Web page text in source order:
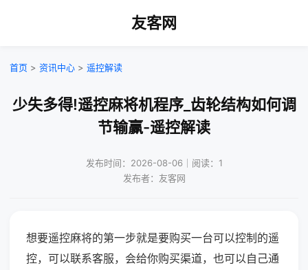
友客网
首页 > 资讯中心 > 遥控解读
少失多得!遥控麻将机程序_齿轮结构如何调
节输赢-遥控解读
发布时间：2026-08-06｜阅读：1
发布者：友客网
想要遥控麻将的第一步就是要购买一台可以控制的遥
控，可以联系客服，会给你购买渠道，也可以自己通